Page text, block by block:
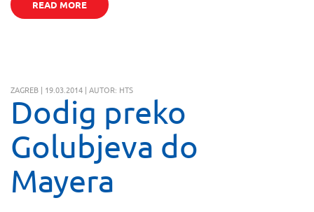
READ MORE
ZAGREB | 19.03.2014 | AUTOR: HTS
Dodig preko
Golubjeva do
Mayera